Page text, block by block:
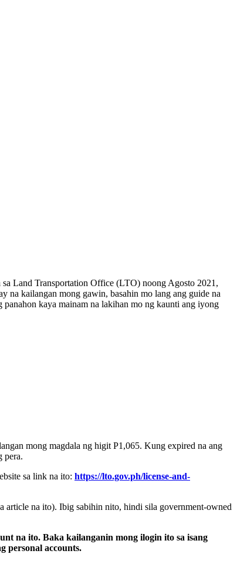
Land Transportation Office (LTO) noong Agosto 2021,
na kailangan mong gawin, basahin mo lang ang guide na
panahon kaya mainam na lakihan mo ng kaunti ang iyong
mong magdala ng higit P1,065. Kung expired na ang
pera.
sa link na ito: https://lto.gov.ph/license-and-
article na ito). Ibig sabihin nito, hindi sila government-owned
na ito. Baka kailanganin mong ilogin ito sa isang
personal accounts.